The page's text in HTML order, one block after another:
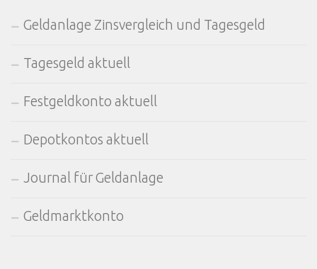
Geldanlage Zinsvergleich und Tagesgeld
Tagesgeld aktuell
Festgeldkonto aktuell
Depotkontos aktuell
Journal für Geldanlage
Geldmarktkonto